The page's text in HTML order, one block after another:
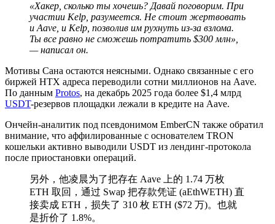
«Хакер, сколько ты хочешь? Давай поговорим. При
участии Kelp, разумеется. Не стоит жертвовать
и Aave, и Kelp, позволив им рухнуть из-за взлома.
Ты все равно не сможешь потратить $300 млн»,
— написал он.
Мотивы Сана остаются неясными. Однако связанные с его
биржей HTX адреса переводили сотни миллионов на Aave.
По данным Protos, на декабрь 2025 года более $1,4 млрд
USDT-резервов площадки лежали в кредите на Aave.
Ончейн-аналитик под псевдонимом EmberCN также обратил
внимание, что аффилированные с основателем TRON
кошельки активно выводили USDT из лендинг-протокола
после приостановки операций.
另外，他凌晨为了把存在 Aave 上的 1.74 万枚
ETH 取回，通过 Swap 把存款凭证 (aEthWETH) 直
接卖成 ETH，损失了 310 枚 ETH ($72 万)。也就
是折价了 1.8%。